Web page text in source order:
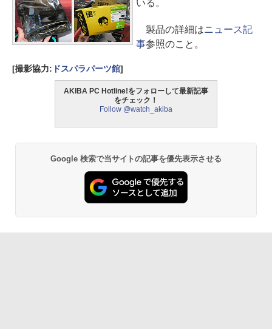
いる。
製品の詳細はニュース記
事参照のこと。
[撮影協力: ドスパラパーツ館]
AKIBA PC Hotline!をフォローして最新記事
をチェック！
Follow @watch_akiba
Google 検索で当サイトの記事を優先表示させる